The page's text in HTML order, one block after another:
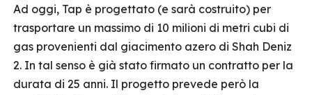
Ad oggi, Tap è progettato (e sarà costruito) per
trasportare un massimo di 10 milioni di metri cubi di
gas provenienti dal giacimento azero di Shah Deniz
2. In tal senso è già stato firmato un contratto per la
durata di 25 anni. Il progetto prevede però la